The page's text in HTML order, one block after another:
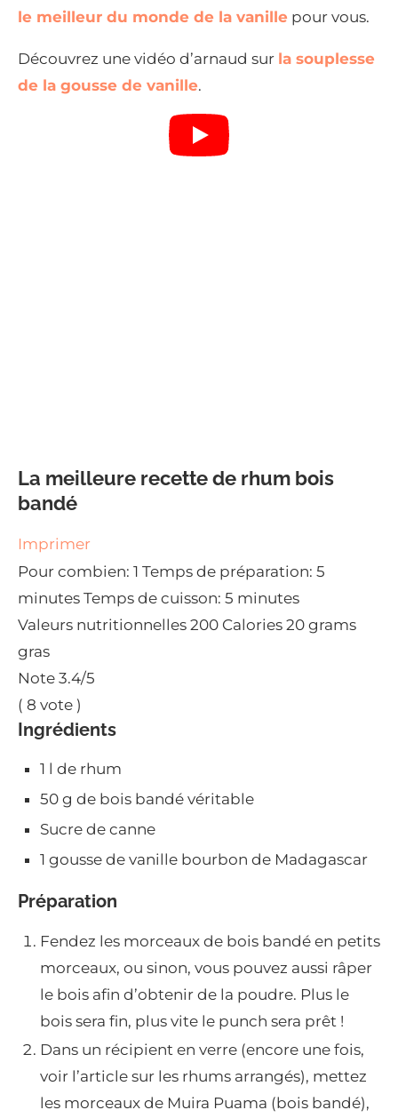
le meilleur du monde de la vanille pour vous.
Découvrez une vidéo d’arnaud sur la souplesse
de la gousse de vanille.
La meilleure recette de rhum bois
bandé
Imprimer
Pour combien: 1 Temps de préparation: 5
minutes Temps de cuisson: 5 minutes
Valeurs nutritionnelles 200 Calories 20 grams
gras
Note 3.4/5
( 8 vote )
Ingrédients
1 l de rhum
50 g de bois bandé véritable
Sucre de canne
1 gousse de vanille bourbon de Madagascar
Préparation
Fendez les morceaux de bois bandé en petits
morceaux, ou sinon, vous pouvez aussi râper
le bois afin d’obtenir de la poudre. Plus le
bois sera fin, plus vite le punch sera prêt !
Dans un récipient en verre (encore une fois,
voir l’article sur les rhums arrangés), mettez
les morceaux de Muira Puama (bois bandé),